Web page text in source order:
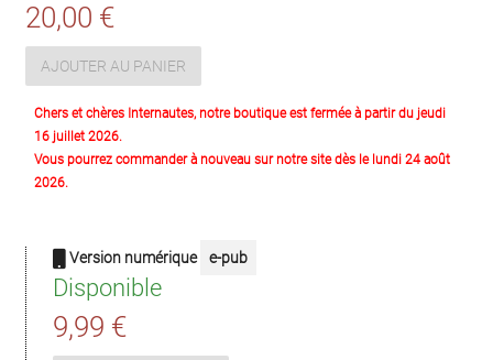
20,00 €
AJOUTER AU PANIER
Chers et chères Internautes, notre boutique est fermée à partir du jeudi
16 juillet 2026.
Vous pourrez commander à nouveau sur notre site dès le lundi 24 août
2026.
Version numérique e-pub
Disponible
9,99 €